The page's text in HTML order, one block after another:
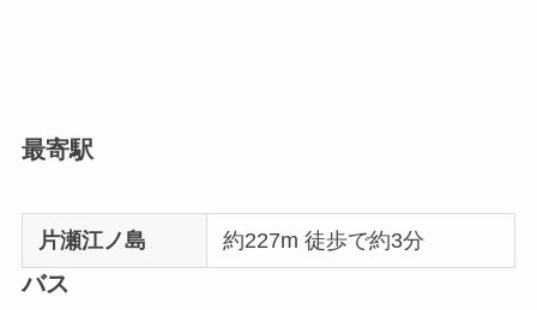
最寄駅
片瀬江ノ島 約227m 徒歩で約3分
バス